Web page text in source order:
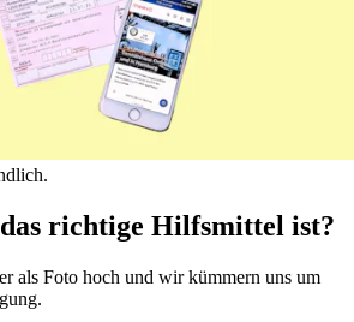
richtige Hilfsmittel ist?
als Foto hoch und wir kümmern uns um